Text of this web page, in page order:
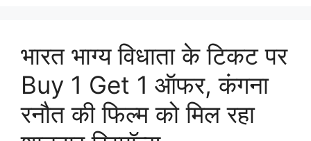
भारत भाग्य विधाता के टिकट पर
Buy 1 Get 1 ऑफर, कंगना
रनौत की फिल्म को मिल रहा